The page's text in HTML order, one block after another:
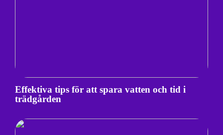
Effektiva tips för att spara vatten och tid i
trädgården